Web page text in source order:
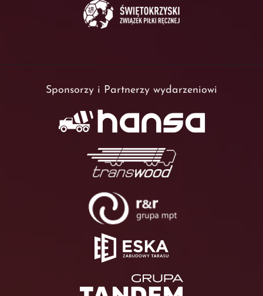
Sponsorzy i Partnerzy wydarzeniowi